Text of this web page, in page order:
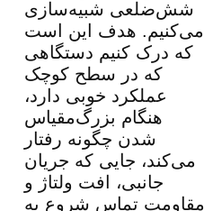
شش‌ضلعی شبیه‌سازی
می‌کنیم. هدف این است
که درک کنیم دستگاهی
که در سطح کوچک
عملکرد خوبی دارد،
هنگام بزرگ‌مقیاس
شدن چگونه رفتار
می‌کند، جایی که جریان
جانبی، افت ولتاژ و
مقاومت تماس شروع به